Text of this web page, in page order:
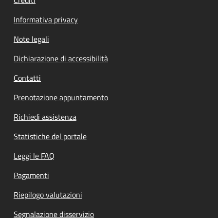
Informativa privacy
Note legali
Dichiarazione di accessibilità
Contatti
Prenotazione appuntamento
Richiedi assistenza
Statistiche del portale
Leggi le FAQ
Pagamenti
Riepilogo valutazioni
Segnalazione disservizio